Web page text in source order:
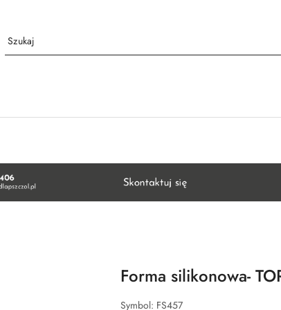
Forma silikonowa-
Symbol: FS457